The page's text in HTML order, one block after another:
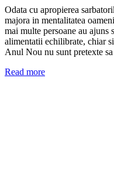
Odata cu apropierea
majora in mentalitatea
mai multe persoane au ajuns
alimentatii echilibrate, chiar
Anul Nou nu sunt pretexte
Read more